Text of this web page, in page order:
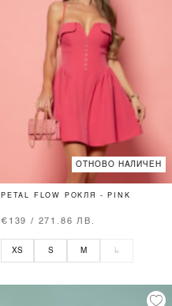
ОТНОВО НАЛИЧЕН
PETAL FLOW РОКЛЯ - PINK
€139 / 271.86 ЛВ.
XS S M L